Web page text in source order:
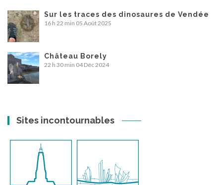
Sur les traces des dinosaures de Vendée
16 h 22 min 05 Août 2025
Château Borely
22 h 30 min 04 Déc 2024
Sites incontournables